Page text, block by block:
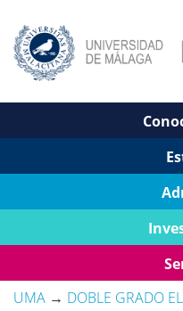
UMA → DOBLE GRADO